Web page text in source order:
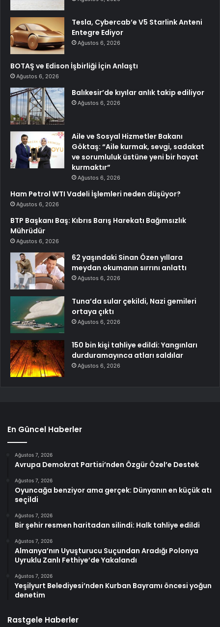
Tesla, Cybercab’e V5 Starlink Anteni
Entegre Ediyor
Ağustos 6, 2026
BOTAŞ ve Edison İşbirliği İçin Anlaştı
Ağustos 6, 2026
Balıkesir’de kıyılar anlık takip ediliyor
Ağustos 6, 2026
Aile ve Sosyal Hizmetler Bakanı
Göktaş: “Aile kurmak, sevgi, sadakat
ve sorumluluk üstüne yeni bir hayat
kurmaktır”
Ağustos 6, 2026
Ham Petrol WTI Vadeli İşlemleri neden düşüyor?
Ağustos 6, 2026
BTP Başkanı Baş: Kıbrıs Barış Harekatı Bağımsızlık
Mührüdür
Ağustos 6, 2026
62 yaşındaki Sinan Özen yıllara
meydan okumanın sırrını anlattı
Ağustos 6, 2026
Tuna’da sular çekildi, Nazi gemileri
ortaya çıktı
Ağustos 6, 2026
150 bin kişi tahliye edildi: Yangınları
durduramayınca atları saldılar
Ağustos 6, 2026
En Güncel Haberler
Ağustos 7, 2026
Avrupa Demokrat Partisi’nden Özgür Özel’e Destek
Ağustos 7, 2026
Oyuncağa benziyor ama gerçek: Dünyanın en küçük atı
seçildi
Ağustos 7, 2026
Bir şehir resmen haritadan silindi: Halk tahliye edildi
Ağustos 7, 2026
Almanya’nın Uyuşturucu Suçundan Aradığı Polonya
Uyruklu Zanlı Fethiye’de Yakalandı
Ağustos 7, 2026
Yeşilyurt Belediyesi’nden Kurban Bayramı öncesi yoğun
denetim
Rastgele Haberler